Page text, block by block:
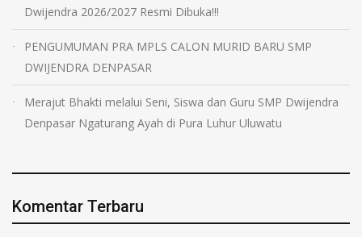
Dwijendra 2026/2027 Resmi Dibuka!!!
PENGUMUMAN PRA MPLS CALON MURID BARU SMP
DWIJENDRA DENPASAR
Merajut Bhakti melalui Seni, Siswa dan Guru SMP Dwijendra
Denpasar Ngaturang Ayah di Pura Luhur Uluwatu
Komentar Terbaru